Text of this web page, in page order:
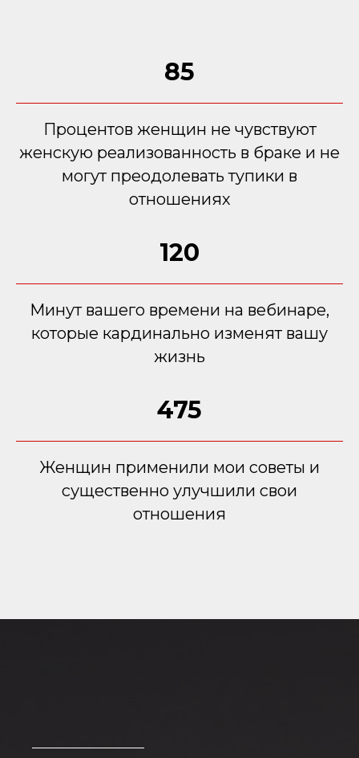
85
Процентов женщин не чувствуют
женскую реализованность в браке и не
могут преодолевать тупики в
отношениях
120
Минут вашего времени на вебинаре,
которые кардинально изменят вашу
жизнь
475
Женщин применили мои советы и
существенно улучшили свои
отношения